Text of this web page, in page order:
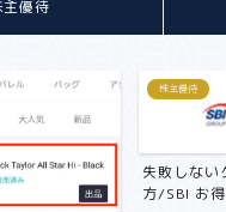
主優待
の簡単なやり
ヒント帖